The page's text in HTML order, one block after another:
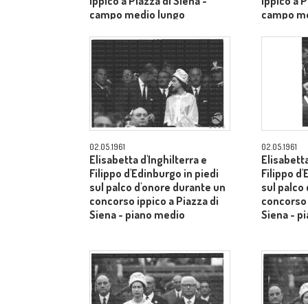
campo medio lungo
campo
02.05.1961
Elisabetta d'Inghilterra e
Filippo d'Edinburgo in piedi
sul palco d'onore durante un
concorso ippico a Piazza di
Siena - piano medio
02.05.1961
Filippo
sul palco
Siena -